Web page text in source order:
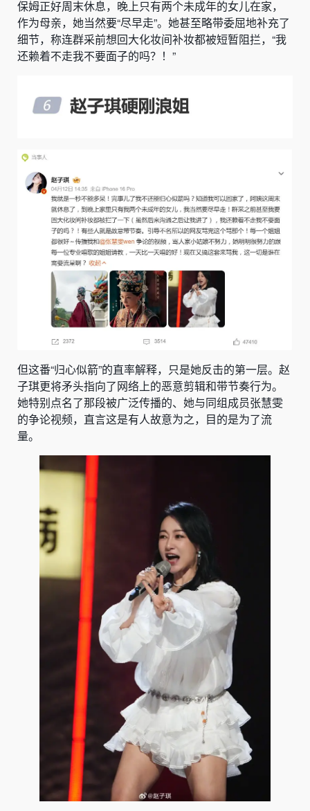
保姆正好周末休息，晚上只有两个未成年的女儿在家，
作为母亲，她当然要“尽早走”。她甚至略带委屈地补充了
细节，称连群采前想回大化妆间补妆都被短暂阻拦，“我
还赖着不走我不要面子的吗？！”
但这番“归心似箭”的直率解释，只是她反击的第一层。赵
子琪更将矛头指向了网络上的恶意剪辑和带节奏行为。
她特别点名了那段被广泛传播的、她与同组成员张慧雯
的争论视频，直言这是有人故意为之，目的是为了流
量。